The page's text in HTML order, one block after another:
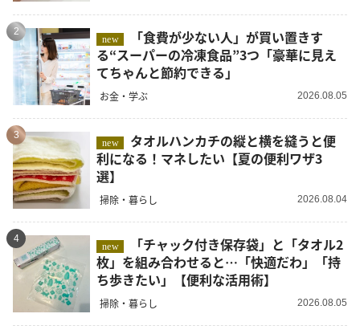
2
new
る“スーパーの冷凍食品”3つ「豪華に見え
てちゃんと節約できる」
お金・学ぶ 2026.08.05
3
new
利になる！マネしたい【夏の便利ワザ3
選】
掃除・暮らし 2026.08.04
4
new
枚」を組み合わせると…「快適だわ」「持
ち歩きたい」【便利な活用術】
掃除・暮らし 2026.08.05